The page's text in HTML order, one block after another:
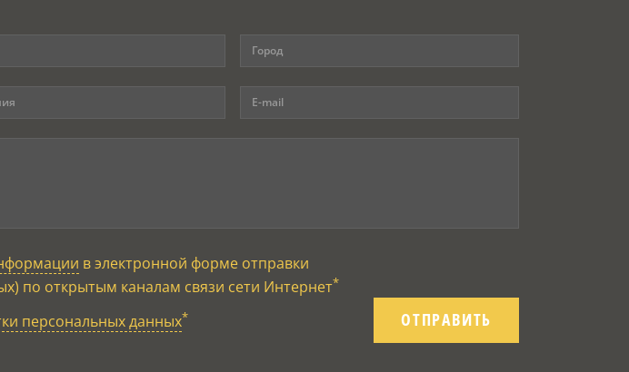
в электронной форме отправки
по открытым каналам связи сети Интернет*
персональных данных* ОТПРАВИТЬ